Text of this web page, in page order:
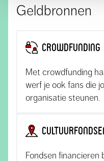
Geldbronnen
Crowdfunding
Met crowdfunding
werf je ook fans die
organisatie steunen.
Fondsen financieren